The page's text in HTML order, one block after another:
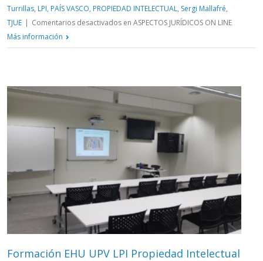
Turrillas, LPI, PAÍS VASCO, PROPIEDAD INTELECTUAL, Sergi Mallafré,
TJUE | Comentarios desactivados en ASPECTOS JURÍDICOS ON LINE
Más información
Formación EHU UPV LPI Propiedad Intelectual